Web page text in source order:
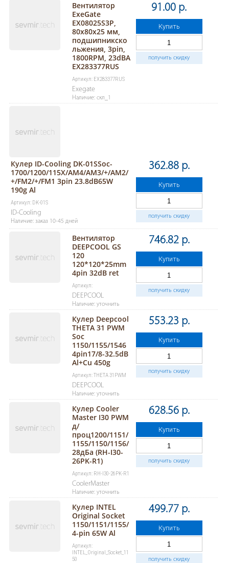
Вентилятор
ExeGate
EX08025S3P,
80x80x25 мм,
подшипникско
льжения, 3pin,
1800RPM, 23dBA
EX283377RUS
Артикул: EX283377RUS
Exegate
Наличие: скл_1
91.00 р.
Купить
получить скидку
Кулер ID-Cooling DK-01SSoc-
1700/1200/115X/AM4/AM3/+/AM2/
+/FM2/+/FM1 3pin 23.8dB65W
190g Al
Артикул: DK-01S
ID-Cooling
Наличие: заказ 10-45 дней
362.88 р.
Купить
получить скидку
Вентилятор
DEEPCOOL GS
120
120*120*25mm
4pin 32dB ret
Артикул:
DEEPCOOL
Наличие: уточнить
746.82 р.
Купить
получить скидку
Кулер Deepcool
THETA 31 PWM
Soc
1150/1155/1546
4pin17/8-32.5dB
Al+Cu 450g
Артикул: THETA 31PWM
DEEPCOOL
Наличие: уточнить
553.23 р.
Купить
получить скидку
Кулер Cooler
Master I30 PWM
д/
проц1200/1151/
1155/1150/1156/
28дБа (RH-I30-
26PK-R1)
Артикул: RH-I30-26PK-R1
CoolerMaster
Наличие: уточнить
628.56 р.
Купить
получить скидку
Кулер INTEL
Original Socket
1150/1151/1155/
4-pin 65W Al
Артикул:
INTEL_Original_Socket_11
50
499.77 р.
Купить
получить скидку